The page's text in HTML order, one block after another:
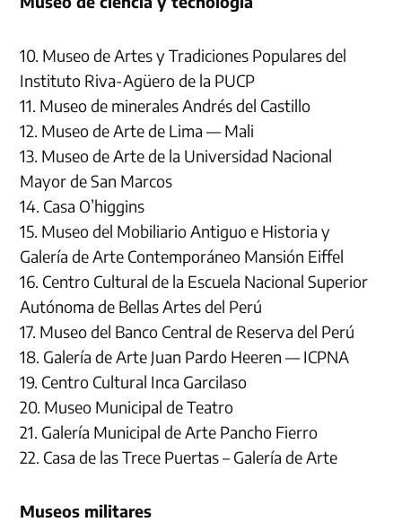
10. Museo de Artes y Tradiciones Populares del
Instituto Riva-Agüero de la PUCP
11. Museo de minerales Andrés del Castillo
12. Museo de Arte de Lima — Mali
13. Museo de Arte de la Universidad Nacional
Mayor de San Marcos
14. Casa O’higgins
15. Museo del Mobiliario Antiguo e Historia y
Galería de Arte Contemporáneo Mansión Eiffel
16. Centro Cultural de la Escuela Nacional Superior
Autónoma de Bellas Artes del Perú
17. Museo del Banco Central de Reserva del Perú
18. Galería de Arte Juan Pardo Heeren — ICPNA
19. Centro Cultural Inca Garcilaso
20. Museo Municipal de Teatro
21. Galería Municipal de Arte Pancho Fierro
22. Casa de las Trece Puertas – Galería de Arte
Museos militares